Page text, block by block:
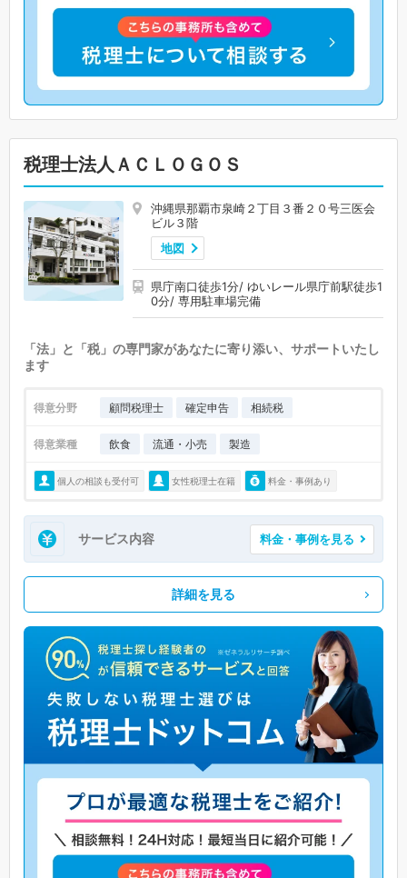
税理士法人ＡＣＬＯＧＯＳ
沖縄県那覇市泉崎２丁目３番２０号三医会
ビル３階
地図
県庁南口徒歩1分/ ゆいレール県庁前駅徒歩1
0分/ 専用駐車場完備
「法」と「税」の専門家があなたに寄り添い、サポートいたし
ます
得意分野 顧問税理士 確定申告 相続税
得意業種 飲食 流通・小売 製造
個人の相談も受付可 女性税理士在籍 料金・事例あり
サービス内容 料金・事例を見る
詳細を見る